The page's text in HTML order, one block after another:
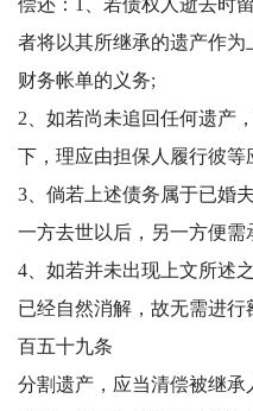
偿还：1、若债权人逝去时
者将以其所继承的遗产作
财务帐单的义务;
2、如若尚未追回任何遗产
下，理应由担保人履行彼等
3、倘若上述债务属于已婚
一方去世以后，另一方便需
4、如若并未出现上文所述
已经自然消解，故无需进
百五十九条
分割遗产，应当清偿被继承